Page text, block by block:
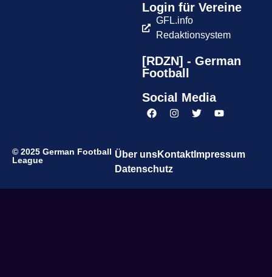
Login für Vereine
GFL.info
Redaktionsystem
[RDZN] - German
Football
Social Media
© 2025 German Football
League
Über unsKontaktImpressum
Datenschutz